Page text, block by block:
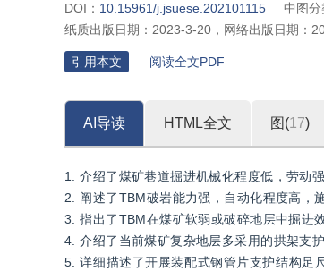
DOI： 10.15961/j.jsuese.202101115 中图分
纸质出版日期： 2023-3-20 ， 网络出版日期：
引用本文 阅读全文PDF
AI导读 HTML全文 图(17)
1. 介绍了煤矿巷道掘进机械化程度低，劳动
2. 阐述了TBM破岩能力强，自动化程度高，
3. 指出了TBM在煤矿软弱或破碎地层中掘进
4. 介绍了当前煤矿复杂地层多采用的拱架支
5. 详细描述了开展装配式钢管片支护结构足